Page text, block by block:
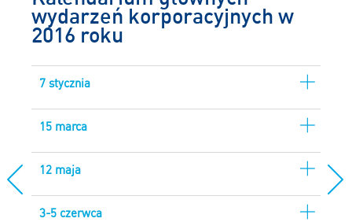
wydarzeń korporacyjnych w
2016 roku
7 stycznia
15 marca
12 maja
3-5 czerwca